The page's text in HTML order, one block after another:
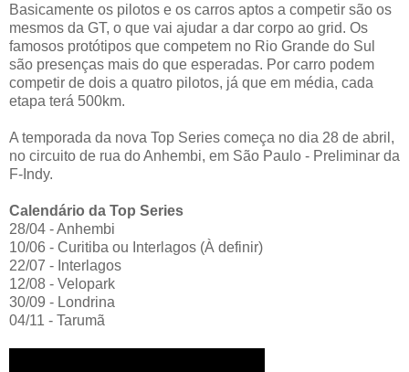
Basicamente os pilotos e os carros aptos a competir são os
mesmos da GT, o que vai ajudar a dar corpo ao grid. Os
famosos protótipos que competem no Rio Grande do Sul
são presenças mais do que esperadas. Por carro podem
competir de dois a quatro pilotos, já que em média, cada
etapa terá 500km.
A temporada da nova Top Series começa no dia 28 de abril,
no circuito de rua do Anhembi, em São Paulo - Preliminar da
F-Indy.
Calendário da Top Series
28/04 - Anhembi
10/06 - Curitiba ou Interlagos (À definir)
22/07 - Interlagos
12/08 - Velopark
30/09 - Londrina
04/11 - Tarumã